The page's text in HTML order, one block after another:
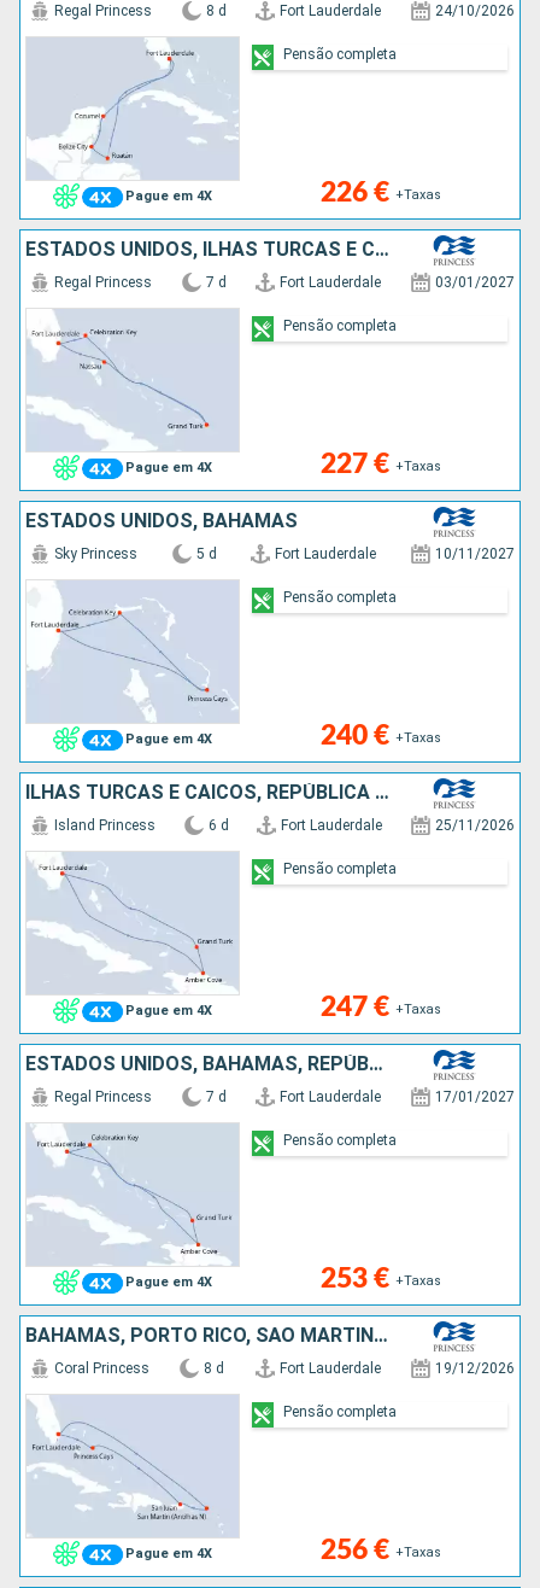
Pague em 4X
Regal Princess 8 d Fort Lauderdale 24/10/2026
226 € +Taxas
Pensão completa
ESTADOS UNIDOS, ILHAS TURCAS E CAICOS, BAHAMAS
Pague em 4X
Regal Princess 7 d Fort Lauderdale 03/01/2027
227 € +Taxas
Pensão completa
ESTADOS UNIDOS, BAHAMAS
Pague em 4X
Sky Princess 5 d Fort Lauderdale 10/11/2027
240 € +Taxas
Pensão completa
ILHAS TURCAS E CAICOS, REPÚBLICA DOMINICANA, ESTADOS UNIDOS
Pague em 4X
Island Princess 6 d Fort Lauderdale 25/11/2026
247 € +Taxas
Pensão completa
ESTADOS UNIDOS, BAHAMAS, REPÚBLICA DOMINICANA, ILHAS TURCAS E CAICOS
Pague em 4X
Regal Princess 7 d Fort Lauderdale 17/01/2027
253 € +Taxas
Pensão completa
BAHAMAS, PORTO RICO, SÃO MARTINHO, ESTADOS UNIDOS
Pague em 4X
Coral Princess 8 d Fort Lauderdale 19/12/2026
256 € +Taxas
Pensão completa